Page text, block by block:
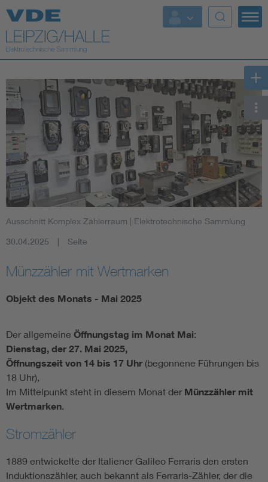
Top-Themen
Ausschnitt Komplex Zählerraum | Elektrotechnische Sammlung
30.04.2025 Seite
Münzzähler mit Wertmarken
Objekt des Monats - Mai 2025
Der allgemeine Öffnungstag im Monat Mai:
Dienstag, der 27. Mai 2025,
Öffnungszeit von 14 bis 17 Uhr (begonnene Führungen bis
18 Uhr),
Im Mittelpunkt steht in diesem Monat der Münzzähler mit
Wertmarken.
Stromzähler
1889 entwickelte der Italiener Galileo Ferraris den ersten
Induktionszähler, auch bekannt als Ferraris-Zähler, der die